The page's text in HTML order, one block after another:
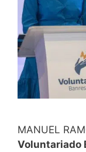
MANUEL
Voluntariado